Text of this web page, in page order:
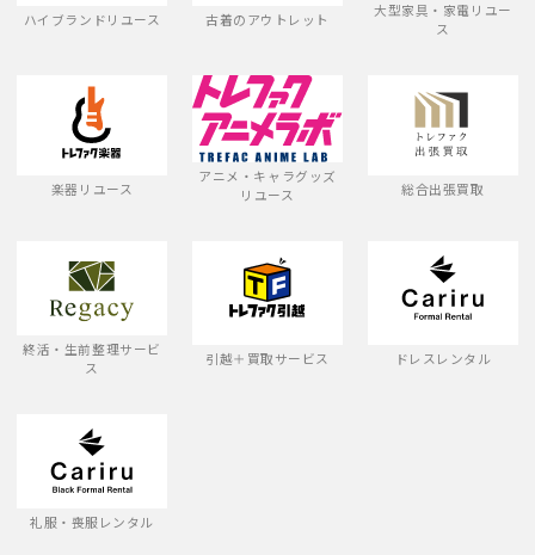
ハイブランドリユース 古着のアウトレット
大型家具・家電リユー
ス
楽器リユース
アニメ・キャラグッズ
リユース
総合出張買取
終活・生前整理サービ
ス
引越＋買取サービス ドレスレンタル
礼服・喪服レンタル